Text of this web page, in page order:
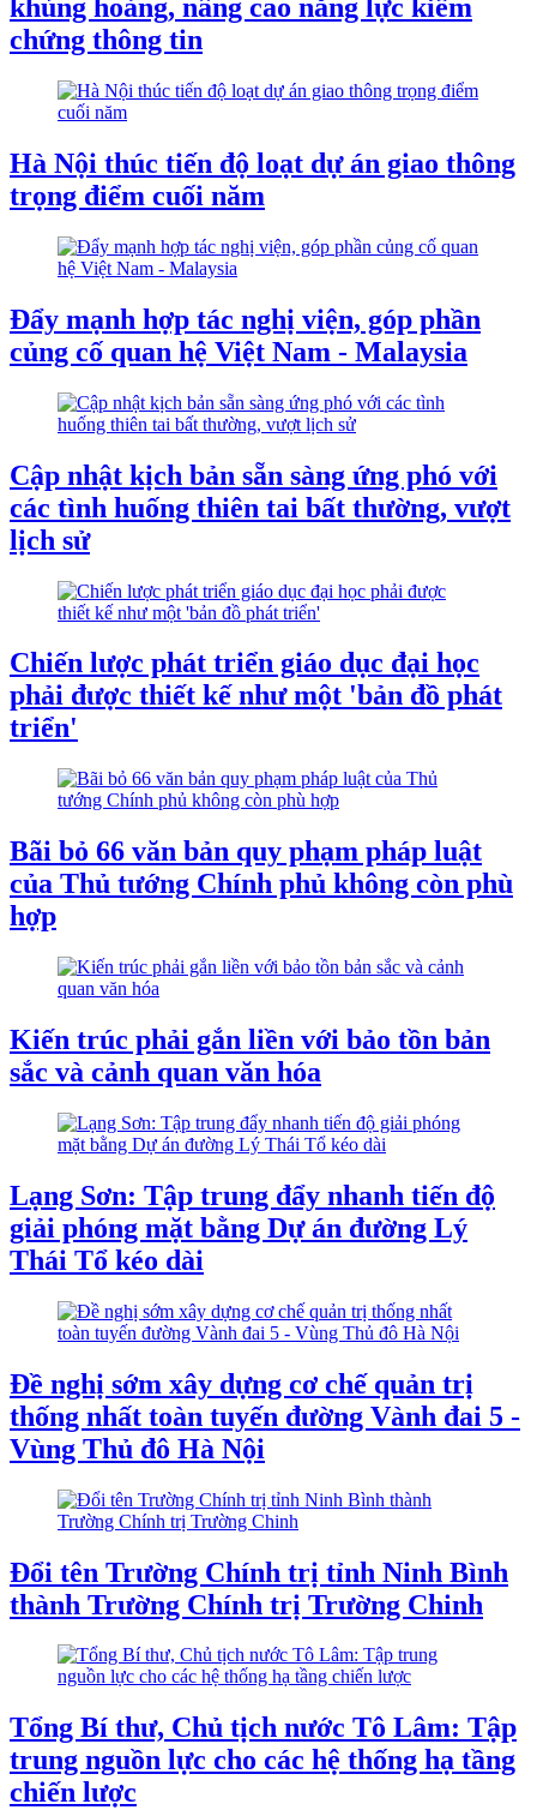
khủng hoảng, nâng cao năng lực kiểm
chứng thông tin
Hà Nội thúc tiến độ loạt dự án giao thông
trọng điểm cuối năm
Đẩy mạnh hợp tác nghị viện, góp phần
củng cố quan hệ Việt Nam - Malaysia
Cập nhật kịch bản sẵn sàng ứng phó với
các tình huống thiên tai bất thường, vượt
lịch sử
Chiến lược phát triển giáo dục đại học
phải được thiết kế như một 'bản đồ phát
triển'
Bãi bỏ 66 văn bản quy phạm pháp luật
của Thủ tướng Chính phủ không còn phù
hợp
Kiến trúc phải gắn liền với bảo tồn bản
sắc và cảnh quan văn hóa
Lạng Sơn: Tập trung đẩy nhanh tiến độ
giải phóng mặt bằng Dự án đường Lý
Thái Tổ kéo dài
Đề nghị sớm xây dựng cơ chế quản trị
thống nhất toàn tuyến đường Vành đai 5 -
Vùng Thủ đô Hà Nội
Đổi tên Trường Chính trị tỉnh Ninh Bình
thành Trường Chính trị Trường Chinh
Tổng Bí thư, Chủ tịch nước Tô Lâm: Tập
trung nguồn lực cho các hệ thống hạ tầng
chiến lược